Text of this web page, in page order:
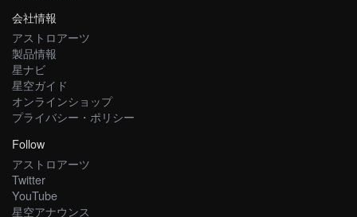
会社情報
アストロアーツ
製品情報
星ナビ
星空ガイド
オンラインショップ
プライバシー・ポリシー
Follow
アストロアーツ
Twitter
YouTube
星空アナウンス